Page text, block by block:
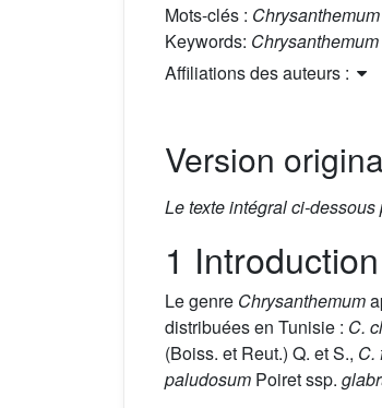
Mots-clés :
Keywords:
Affiliations des auteurs :
Version
Le texte intégral ci-
1 Introduction
Le genre Chrysanthemum
distribuées en Tunisie : C.
(Boiss. et Reut.) Q. et S., C.
paludosum Poiret ssp.